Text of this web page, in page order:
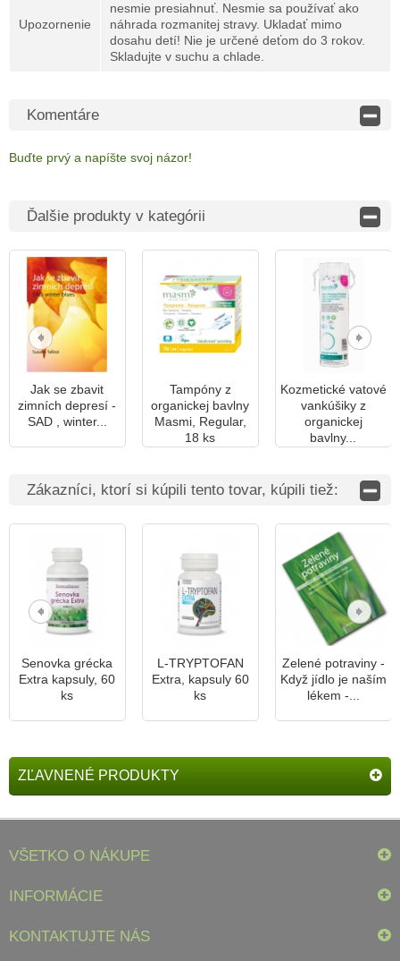
Upozornenie
nesmie presiahnuť. Nesmie sa používať ako
náhrada rozmanitej stravy. Ukladať mimo
dosahu detí! Nie je určené deťom do 3 rokov.
Skladujte v suchu a chlade.
Komentáre
Buďte prvý a napíšte svoj ​​názor!
Ďalšie produkty v kategórii
Jak se zbavit
zimních depresí -
SAD , winter...
Tampóny z
organickej bavlny
Masmi, Regular,
18 ks
Kozmetické vatové
vankúšiky z
organickej
bavlny...
Zákazníci, ktorí si kúpili tento tovar, kúpili tiež:
Senovka grécka
Extra kapsuly, 60
ks
L-TRYPTOFAN
Extra, kapsuly 60
ks
Zelené potraviny -
Když jídlo je naším
lékem -...
ZĽAVNENÉ PRODUKTY
VŠETKO O NÁKUPE
INFORMÁCIE
KONTAKTUJTE NÁS